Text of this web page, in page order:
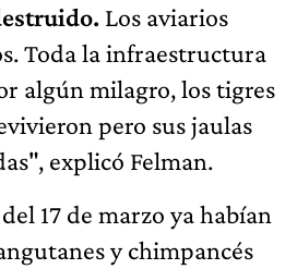
Los aviarios
Toda la infraestructura
algún milagro, los tigres
pero sus jaulas
explicó Felman.
17 de marzo ya habían
y chimpancés